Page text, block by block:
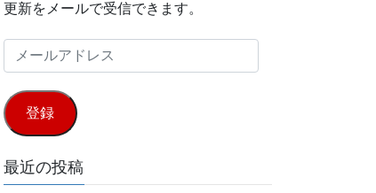
更新をメールで受信できます。
ー
ル
ア
ド
レ
登録
最近の投稿